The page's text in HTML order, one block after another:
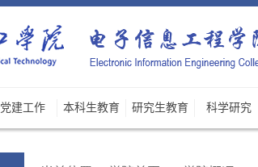
党建工作 本科生教育 研究生教育 科学研究